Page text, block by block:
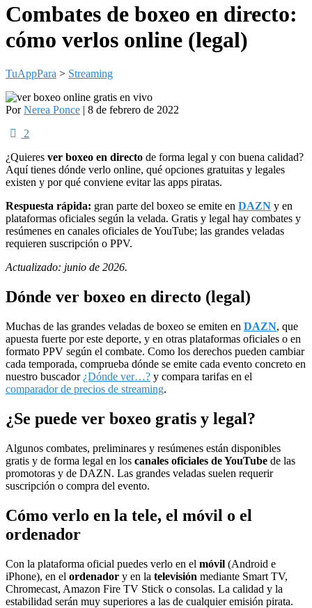
Combates de boxeo en directo:
cómo verlos online (legal)
TuAppPara > Streaming
PorNerea Ponce | 8 de febrero de 2022
2
¿Quieres ver boxeo en directo de forma legal y con buena calidad?
Aquí tienes dónde verlo online, qué opciones gratuitas y legales
existen y por qué conviene evitar las apps piratas.
Respuesta rápida: gran parte del boxeo se emite en DAZN y en
plataformas oficiales según la velada. Gratis y legal hay combates y
resúmenes en canales oficiales de YouTube; las grandes veladas
requieren suscripción o PPV.
Actualizado: junio de 2026.
Dónde ver boxeo en directo (legal)
Muchas de las grandes veladas de boxeo se emiten en DAZN, que
apuesta fuerte por este deporte, y en otras plataformas oficiales o en
formato PPV según el combate. Como los derechos pueden cambiar
cada temporada, comprueba dónde se emite cada evento concreto en
nuestro buscador ¿Dónde ver…? y compara tarifas en el
comparador de precios de streaming.
¿Se puede ver boxeo gratis y legal?
Algunos combates, preliminares y resúmenes están disponibles
gratis y de forma legal en los canales oficiales de YouTube de las
promotoras y de DAZN. Las grandes veladas suelen requerir
suscripción o compra del evento.
Cómo verlo en la tele, el móvil o el
ordenador
Con la plataforma oficial puedes verlo en el móvil (Android e
iPhone), en el ordenador y en la televisión mediante Smart TV,
Chromecast, Amazon Fire TV Stick o consolas. La calidad y la
estabilidad serán muy superiores a las de cualquier emisión pirata.